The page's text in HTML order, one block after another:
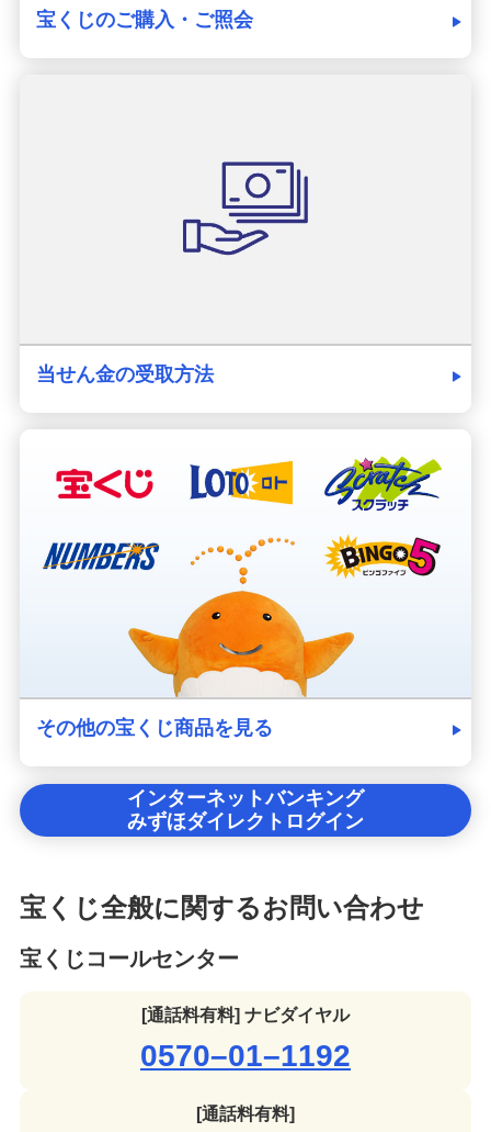
宝くじのご購入・ご照会
当せん金の受取方法
その他の宝くじ商品を見る
インターネットバンキング
みずほダイレクトログイン
宝くじ全般に関するお問い合わせ
宝くじコールセンター
[通話料有料] ナビダイヤル
0570–01–1192
[通話料有料]